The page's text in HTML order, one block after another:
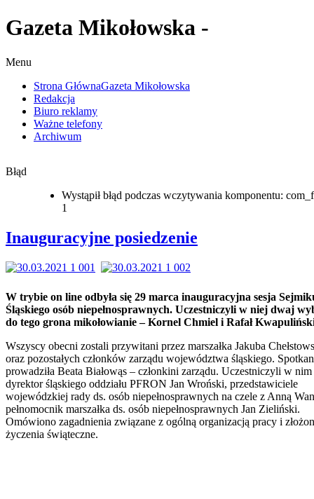
Gazeta Mikołowska -
Menu
Strona GłównaGazeta Mikołowska
Redakcja
Biuro reklamy
Ważne telefony
Archiwum
Błąd
Wystąpił błąd podczas wczytywania komponentu:
1
Inauguracyjne posiedzenie
W trybie on line odbyła się 29 marca inauguracyjna sesja
Śląskiego osób niepełnosprawnych. Uczestniczyli w niej dwaj
do tego grona mikołowianie – Kornel Chmiel i Rafał
Wszyscy obecni zostali przywitani przez marszałka Jakuba
oraz pozostałych członków zarządu województwa śląskiego.
prowadziła Beata Białowąs – członkini zarządu. Uczestniczyli w nim
dyrektor śląskiego oddziału PFRON Jan Wroński, przedstawiciele
wojewódzkiej rady ds. osób niepełnosprawnych na czele z Anną
pełnomocnik marszałka ds. osób niepełnosprawnych Jan Zieliński.
Omówiono zagadnienia związane z ogólną organizacją pracy i
życzenia świąteczne.